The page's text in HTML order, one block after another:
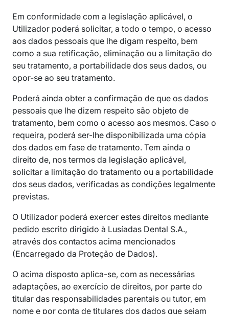
Em conformidade com a legislação aplicável, o
Utilizador poderá solicitar, a todo o tempo, o acesso
aos dados pessoais que lhe digam respeito, bem
como a sua retificação, eliminação ou a limitação do
seu tratamento, a portabilidade dos seus dados, ou
opor-se ao seu tratamento.
Poderá ainda obter a confirmação de que os dados
pessoais que lhe dizem respeito são objeto de
tratamento, bem como o acesso aos mesmos. Caso o
requeira, poderá ser-lhe disponibilizada uma cópia
dos dados em fase de tratamento. Tem ainda o
direito de, nos termos da legislação aplicável,
solicitar a limitação do tratamento ou a portabilidade
dos seus dados, verificadas as condições legalmente
previstas.
O Utilizador poderá exercer estes direitos mediante
pedido escrito dirigido à Lusíadas Dental S.A.,
através dos contactos acima mencionados
(Encarregado da Proteção de Dados).
O acima disposto aplica-se, com as necessárias
adaptações, ao exercício de direitos, por parte do
titular das responsabilidades parentais ou tutor, em
nome e por conta de titulares dos dados que sejam